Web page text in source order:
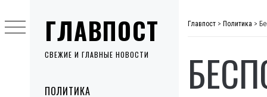
ГЛАВПОСТ
СВЕЖИЕ И ГЛАВНЫЕ НОВОСТИ
ПОЛИТИКА
to
content
Главпост > Политика >